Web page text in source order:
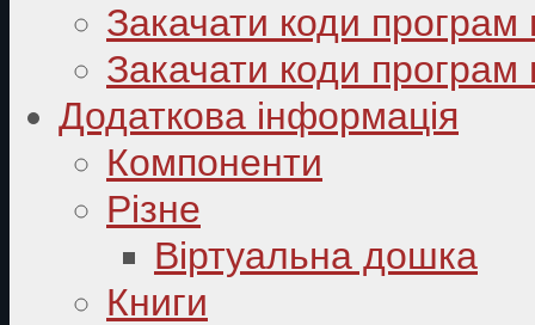
Закачати коди програм
Закачати коди програм
Додаткова інформація
Компоненти
Різне
Віртуальна дошка
Книги